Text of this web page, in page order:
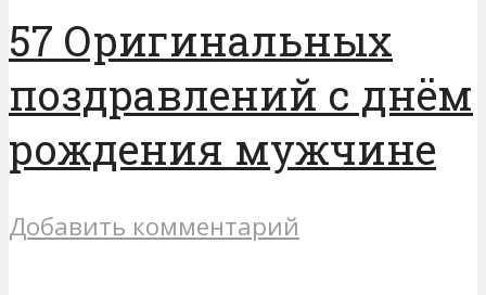
57 Оригинальных
поздравлений с днём
рождения мужчине
Добавить комментарий